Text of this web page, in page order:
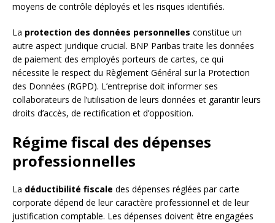
moyens de contrôle déployés et les risques identifiés.
La protection des données personnelles constitue un
autre aspect juridique crucial. BNP Paribas traite les données
de paiement des employés porteurs de cartes, ce qui
nécessite le respect du Règlement Général sur la Protection
des Données (RGPD). L’entreprise doit informer ses
collaborateurs de l’utilisation de leurs données et garantir leurs
droits d’accès, de rectification et d’opposition.
Régime fiscal des dépenses
professionnelles
La déductibilité fiscale des dépenses réglées par carte
corporate dépend de leur caractère professionnel et de leur
justification comptable. Les dépenses doivent être engagées